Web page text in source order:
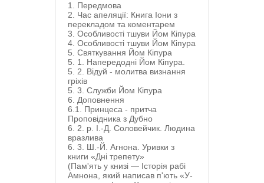
1. Передмова
2. Час апеляції: Книга Іони з
перекладом та коментарем
3. Особливості тшуви Йом Кіпура
4. Особливості тшуви Йом Кіпура
5. Святкування Йом Кіпура
5. 1. Напередодні Йом Кіпура.
5. 2. Відуй - молитва визнання
гріхів
5. 3. Служби Йом Кіпура
6. Доповнення
6.1. Принцеса - притча
Проповідника з Дубно
6. 2. р. І.-Д. Соловейчик. Людина
вразлива
6. 3. Ш.-Й. Агнона. Уривки з
книги «Дні трепету»
(Пам'ять у книзі — Історія рабі
Амнона, який написав п'ють «У-